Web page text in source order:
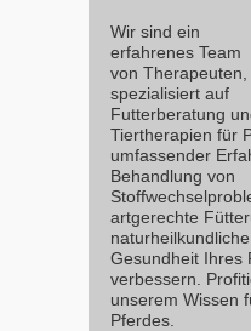
Wir sind ein
erfahrenes Team
von Therapeuten,
spezialisiert auf
Futterberatung
Tiertherapien für
umfassender
Behandlung von
artgerechte
Gesundheit Ihres
verbessern.
unserem Wissen
Pferdes.